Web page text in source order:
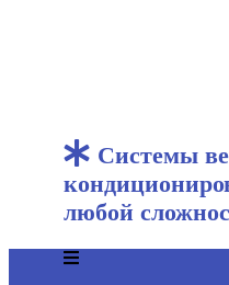
Системы
любой